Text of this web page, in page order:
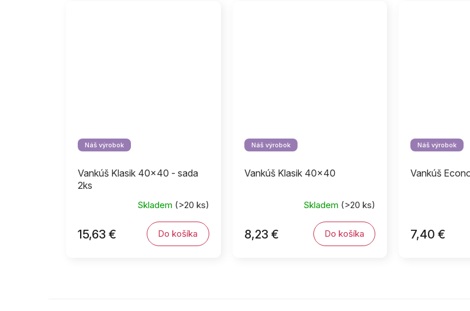
Náš výrobok
Vankúš Klasik 40x40 - sada
2ks
Skladem (>20 ks)
15,63 € Do košíka
Náš výrobok
Vankúš Klasik 40x40
Skladem (>20 ks)
8,23 € Do košíka
Náš výrobok
Vankúš
7,40 €